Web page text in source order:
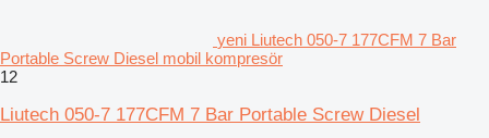
yeni Liutech 050-7 177CFM 7 Bar
Portable Screw Diesel mobil kompresör
12
Liutech 050-7 177CFM 7 Bar Portable Screw Diesel